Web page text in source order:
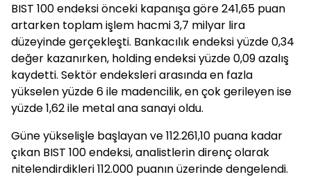
BIST 100 endeksi önceki kapanışa göre 241,65 puan
artarken toplam işlem hacmi 3,7 milyar lira
düzeyinde gerçekleşti. Bankacılık endeksi yüzde 0,34
değer kazanırken, holding endeksi yüzde 0,09 azalış
kaydetti. Sektör endeksleri arasında en fazla
yükselen yüzde 6 ile madencilik, en çok gerileyen ise
yüzde 1,62 ile metal ana sanayi oldu.
Güne yükselişle başlayan ve 112.261,10 puana kadar
çıkan BIST 100 endeksi, analistlerin direnç olarak
nitelendirdikleri 112.000 puanın üzerinde dengelendi.